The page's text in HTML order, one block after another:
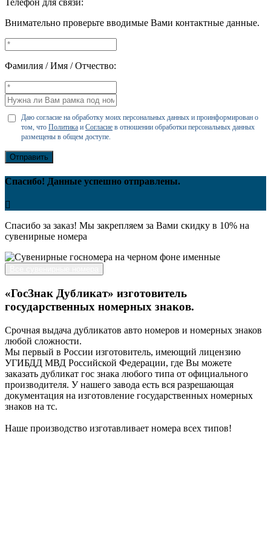
Внимательно проверьте вводимые Вами контактные данные.
Фамилия / Имя / Отчество:
Даю согласие на обработку моих персональных данных и проинформирован о
том, что Политика и Согласие в отношении обработки персональных данных
размещены в общем доступе.
Отправить
Спасибо! Данные успешно отправлены.
Спасибо за заказ! Мы закрепляем за Вами скидку в 10% на
сувенирные номера
«ГосЗнак Дубликат» изготовитель
государственных номерных знаков.
Срочная выдача дубликатов авто номеров и номерных знаков
любой сложности.
Мы первый в России изготовитель, имеющий лицензию
УГИБДД МВД Российской Федерации, где Вы можете
заказать дубликат гос знака любого типа от официального
производителя. У нашего завода есть вся разрешающая
документация на изготовление государственных номерных
знаков на тс.
Наше производство изготавливает номера всех типов!